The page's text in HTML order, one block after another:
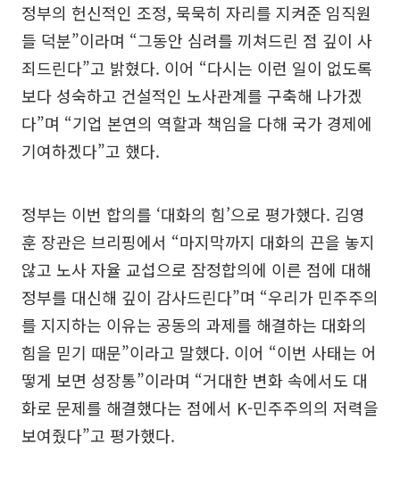
정부의 헌신적인 조정, 묵묵히 자리를 지켜준 임직원
들 덕분”이라며 “그동안 심려를 끼쳐드린 점 깊이 사
죄드린다”고 밝혔다. 이어 “다시는 이런 일이 없도록
보다 성숙하고 건설적인 노사관계를 구축해 나가겠
다”며 “기업 본연의 역할과 책임을 다해 국가 경제에
기여하겠다”고 했다.
정부는 이번 합의를 ‘대화의 힘’으로 평가했다. 김영
훈 장관은 브리핑에서 “마지막까지 대화의 끈을 놓지
않고 노사 자율 교섭으로 잠정합의에 이른 점에 대해
정부를 대신해 깊이 감사드린다”며 “우리가 민주주의
를 지지하는 이유는 공동의 과제를 해결하는 대화의
힘을 믿기 때문”이라고 말했다. 이어 “이번 사태는 어
떻게 보면 성장통”이라며 “거대한 변화 속에서도 대
화로 문제를 해결했다는 점에서 K-민주주의의 저력을
보여줬다”고 평가했다.